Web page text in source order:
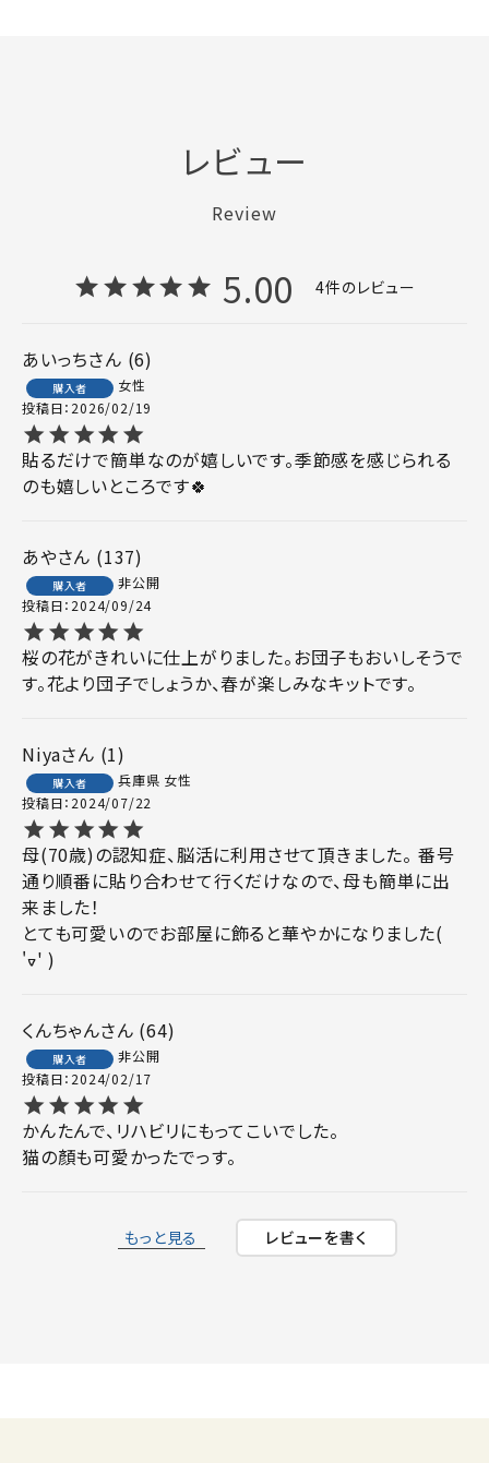
レビュー
Review
5.00 4
あいっち 6
購入者
女性
投稿日 2026/02/19
貼るだけで簡単なのが嬉しいです。季節感を感じられる
のも嬉しいところです🍀
あや 137
購入者
非公開
投稿日 2024/09/24
桜の花がきれいに仕上がりました。お団子もおいしそうで
す。花より団子でしょうか、春が楽しみなキットです。
Niya 1
購入者 兵庫県 女性
投稿日 2024/07/22
母(70歳)の認知症、脳活に利用させて頂きました。 番号
通り順番に貼り合わせて行くだけなので、母も簡単に出
来ました！
とても可愛いのでお部屋に飾ると華やかになりました(
'ᢦ' )
くんちゃん 64
購入者
非公開
投稿日 2024/02/17
かんたんで、リハビリにもってこいでした。
猫の顏も可愛かったでっす。
もっと見る レビューを書く